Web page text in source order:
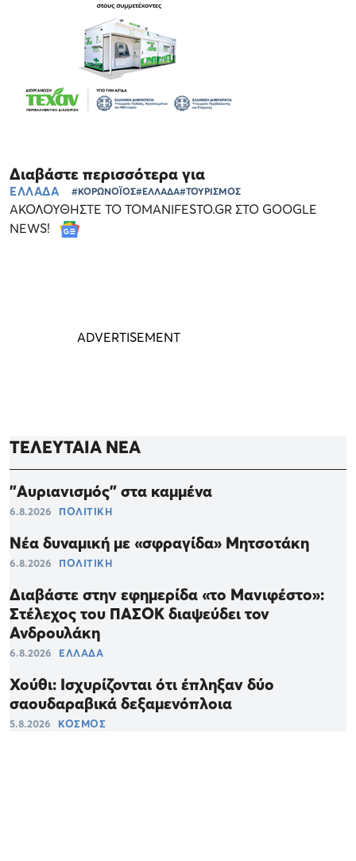
Διαβάστε περισσότερα για
ΕΛΛΑΔΑ #ΚΟΡΩΝΟΪΟΣ#ΕΛΛΑΔΑ#ΤΟΥΡΙΣΜΟΣ
ΑΚΟΛΟΥΘΗΣΤΕ ΤΟ TOMANIFESTO.GR ΣΤΟ GOOGLE
NEWS!
ΤΕΛΕΥΤΑΙΑ ΝΕΑ
"Αυριανισμός" στα καμμένα
6.8.2026 ΠΟΛΙΤΙΚΗ
Νέα δυναμική με «σφραγίδα» Μητσοτάκη
6.8.2026 ΠΟΛΙΤΙΚΗ
Διαβάστε στην εφημερίδα «το Μανιφέστο»:
Στέλεχος του ΠΑΣΟΚ διαψεύδει τον
Ανδρουλάκη
6.8.2026 ΕΛΛΑΔΑ
Χούθι: Ισχυρίζονται ότι έπληξαν δύο
σαουδαραβικά δεξαμενόπλοια
5.8.2026 ΚΟΣΜΟΣ